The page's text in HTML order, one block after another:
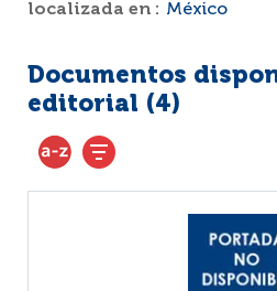
localizada en : México
Documentos
editorial (4)